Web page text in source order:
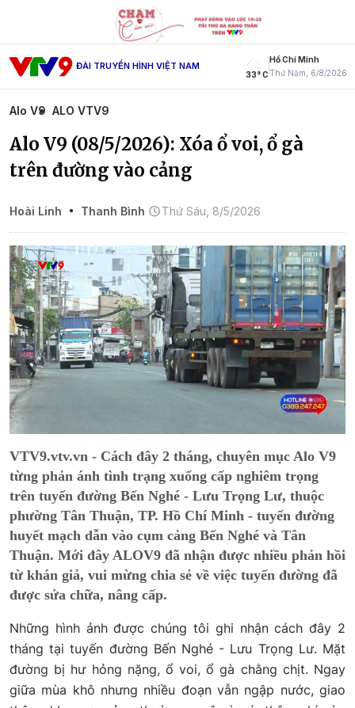
ĐÀI TRUYỀN HÌNH VIỆT NAM
33° C
Hồ Chí Minh
Thứ Năm, 6/8/2026
Alo V9 ALO VTV9
Alo V9 (08/5/2026): Xóa ổ voi, ổ gà
trên đường vào cảng
Hoài Linh Thanh Bình Thứ Sáu, 8/5/2026
VTV9.vtv.vn - Cách đây 2 tháng, chuyên mục Alo V9
từng phản ánh tình trạng xuống cấp nghiêm trọng
trên tuyến đường Bến Nghé - Lưu Trọng Lư, thuộc
phường Tân Thuận, TP. Hồ Chí Minh - tuyến đường
huyết mạch dẫn vào cụm cảng Bến Nghé và Tân
Thuận. Mới đây ALOV9 đã nhận được nhiều phản hồi
từ khán giả, vui mừng chia sẻ về việc tuyến đường đã
được sửa chữa, nâng cấp.
Những hình ảnh được chúng tôi ghi nhận cách đây 2
tháng tại tuyến đường Bến Nghé - Lưu Trọng Lư. Mặt
đường bị hư hỏng nặng, ổ voi, ổ gà chằng chịt. Ngay
giữa mùa khô nhưng nhiều đoạn vẫn ngập nước, giao